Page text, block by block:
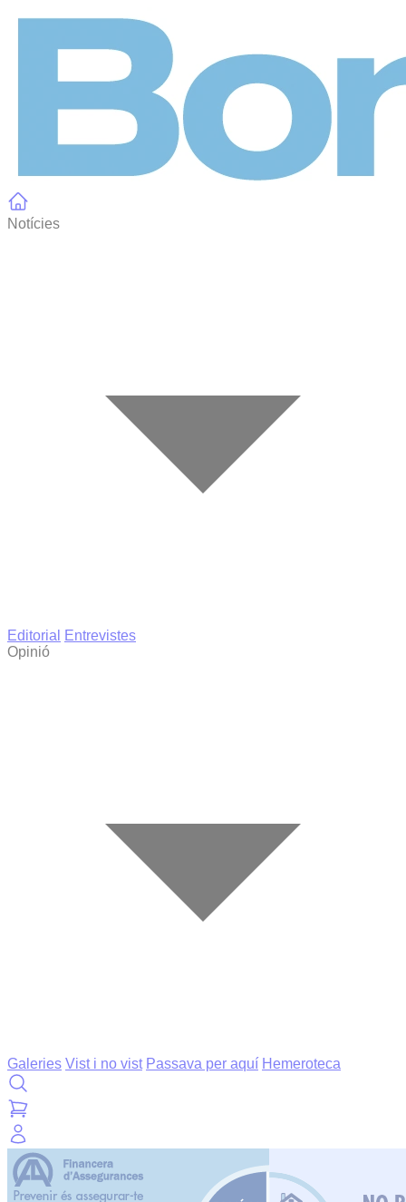
Notícies
Editorial
Entrevistes
Opinió
Galeries Vist i no vist Passava per aquí Hemeroteca